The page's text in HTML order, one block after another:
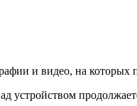
и видео, на которых
устройством